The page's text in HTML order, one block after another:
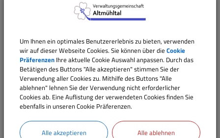
Um Ihnen ein optimales Benutzererlebnis zu bieten, verwenden
wir auf dieser Webseite Cookies. Sie können über die Cookie
Präferenzen Ihre aktuelle Cookie Auswahl anpassen. Durch das
Betätigen des Buttons "Alle akzeptieren" stimmen Sie der
Verwendung aller Cookies zu. Mithilfe des Buttons "Alle
ablehnen" lehnen Sie der Verwendung nicht erforderlicher
Cookies ab. Eine Auflistung der verwendeten Cookies finden Sie
ebenfalls in unseren Cookie Präferenzen.
Alle akzeptieren Alle ablehnen